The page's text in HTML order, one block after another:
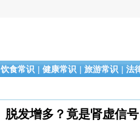
饮食常识 | 健康常识 | 旅游常识 | 法
脱发增多？竟是肾虚信号